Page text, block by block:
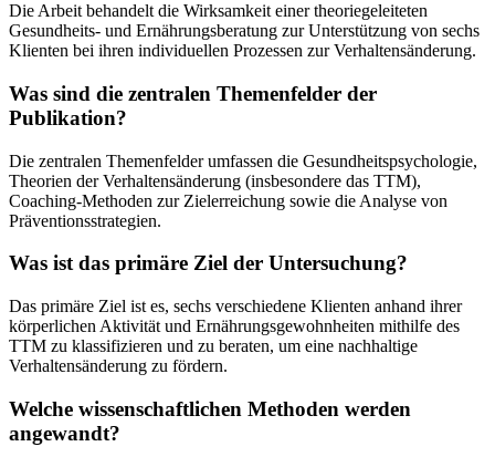
Die Arbeit behandelt die Wirksamkeit einer theoriegeleiteten
Gesundheits- und Ernährungsberatung zur Unterstützung von sechs
Klienten bei ihren individuellen Prozessen zur Verhaltensänderung.
Was sind die zentralen Themenfelder der
Publikation?
Die zentralen Themenfelder umfassen die Gesundheitspsychologie,
Theorien der Verhaltensänderung (insbesondere das TTM),
Coaching-Methoden zur Zielerreichung sowie die Analyse von
Präventionsstrategien.
Was ist das primäre Ziel der Untersuchung?
Das primäre Ziel ist es, sechs verschiedene Klienten anhand ihrer
körperlichen Aktivität und Ernährungsgewohnheiten mithilfe des
TTM zu klassifizieren und zu beraten, um eine nachhaltige
Verhaltensänderung zu fördern.
Welche wissenschaftlichen Methoden werden
angewandt?